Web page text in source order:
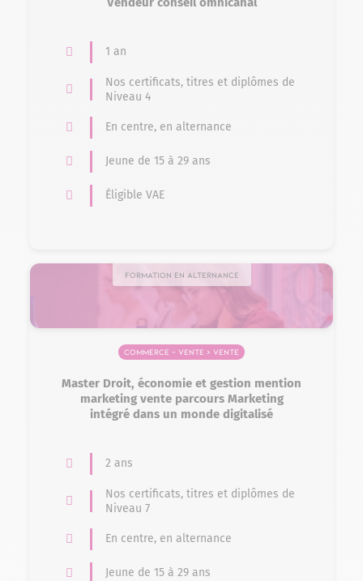
1 an
Nos certificats, titres et diplômes de
Niveau 4
En centre, en alternance
Jeune de 15 à 29 ans
Éligible VAE
Formation en alternance
Commerce – Vente > Vente
Master Droit, économie et gestion mention
marketing vente parcours Marketing
intégré dans un monde digitalisé
2 ans
Nos certificats, titres et diplômes de
Niveau 7
En centre, en alternance
Jeune de 15 à 29 ans